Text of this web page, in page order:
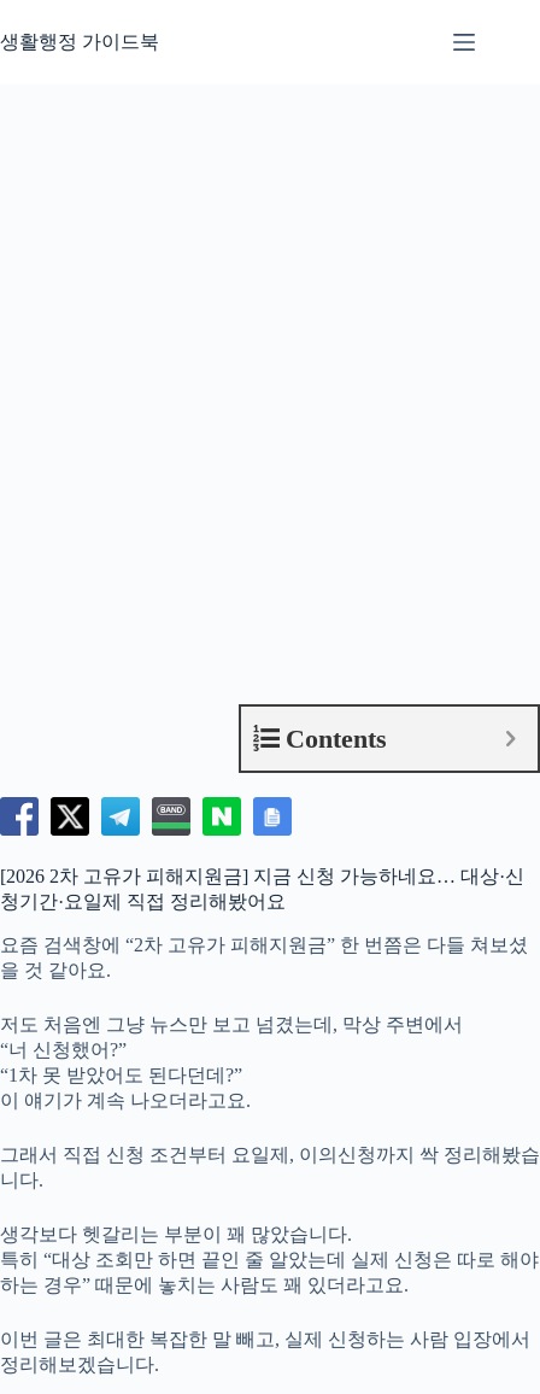
문
생활행정 가이드북
Contents
[2026 2차 고유가 피해지원금] 지금 신청 가능하네요… 대상·신
청기간·요일제 직접 정리해봤어요
요즘 검색창에 “2차 고유가 피해지원금” 한 번쯤은 다들 쳐보셨
을 것 같아요.
저도 처음엔 그냥 뉴스만 보고 넘겼는데, 막상 주변에서
“너 신청했어?”
“1차 못 받았어도 된다던데?”
이 얘기가 계속 나오더라고요.
그래서 직접 신청 조건부터 요일제, 이의신청까지 싹 정리해봤습
니다.
생각보다 헷갈리는 부분이 꽤 많았습니다.
특히 “대상 조회만 하면 끝인 줄 알았는데 실제 신청은 따로 해야
하는 경우” 때문에 놓치는 사람도 꽤 있더라고요.
이번 글은 최대한 복잡한 말 빼고, 실제 신청하는 사람 입장에서
정리해보겠습니다.